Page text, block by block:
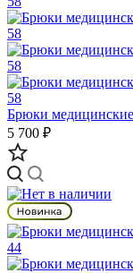
Брюки
5 700 ₽